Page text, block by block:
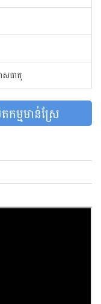
សធាតុ
ម្មមាន់ស្រែ